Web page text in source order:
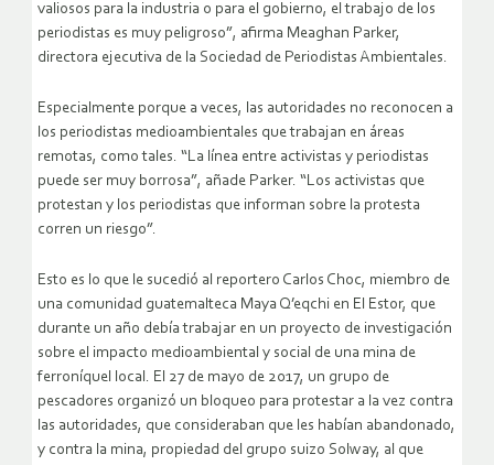
valiosos para la industria o para el gobierno, el trabajo de los
periodistas es muy peligroso”, afirma Meaghan Parker,
directora ejecutiva de la Sociedad de Periodistas Ambientales.
Especialmente porque a veces, las autoridades no reconocen a
los periodistas medioambientales que trabajan en áreas
remotas, como tales. “La línea entre activistas y periodistas
puede ser muy borrosa”, añade Parker. “Los activistas que
protestan y los periodistas que informan sobre la protesta
corren un riesgo”.
Esto es lo que le sucedió al reportero Carlos Choc, miembro de
una comunidad guatemalteca Maya Q’eqchi en El Estor, que
durante un año debía trabajar en un proyecto de investigación
sobre el impacto medioambiental y social de una mina de
ferroníquel local. El 27 de mayo de 2017, un grupo de
pescadores organizó un bloqueo para protestar a la vez contra
las autoridades, que consideraban que les habían abandonado,
y contra la mina, propiedad del grupo suizo Solway, al que